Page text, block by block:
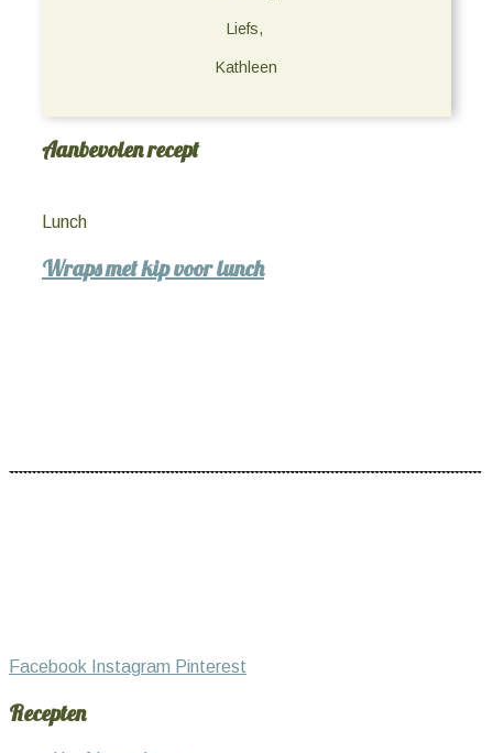
Liefs,
Kathleen
Aanbevolen recept
Lunch
Wraps met kip voor lunch
Facebook Instagram Pinterest
Recepten